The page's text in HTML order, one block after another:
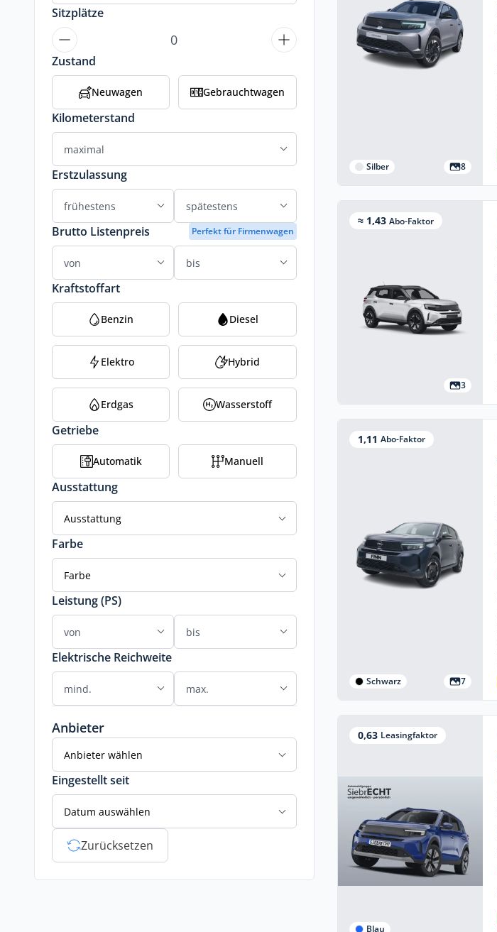
Sitzplätze
Zustand
Neuwagen Gebrauchtwagen
Kilometerstand
Erstzulassung
Brutto Listenpreis Perfekt für Firmenwagen
Kraftstoffart
Benzin Diesel
Elektro Hybrid
Erdgas Wasserstoff
Getriebe
Automatik Manuell
Ausstattung
Ausstattung
Farbe
Farbe
Leistung (PS)
Elektrische Reichweite
Anbieter
Anbieter wählen
Eingestellt seit
Datum auswählen
Zurücksetzen
Silber 8
≈ 1,43 Abo-Faktor
3
1,11 Abo-Faktor
Schwarz 7
0,63 Leasingfaktor
Blau